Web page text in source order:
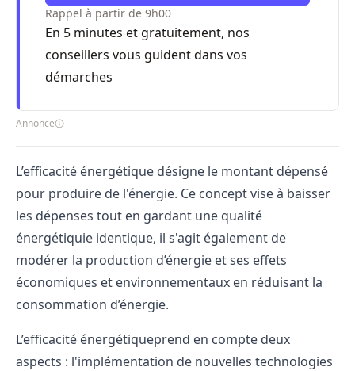
Rappel à partir de 9h00
En 5 minutes et gratuitement, nos
conseillers vous guident dans vos
démarches
Annonce
L’efficacité énergétique désigne le montant dépensé
pour produire de l'énergie. Ce concept vise à baisser
les dépenses tout en gardant une qualité
énergétiquie identique, il s'agit également de
modérer la production d’énergie et ses effets
économiques et environnementaux en réduisant la
consommation d’énergie.
L’efficacité énergétiqueprend en compte deux
aspects : l'implémentation de nouvelles technologies